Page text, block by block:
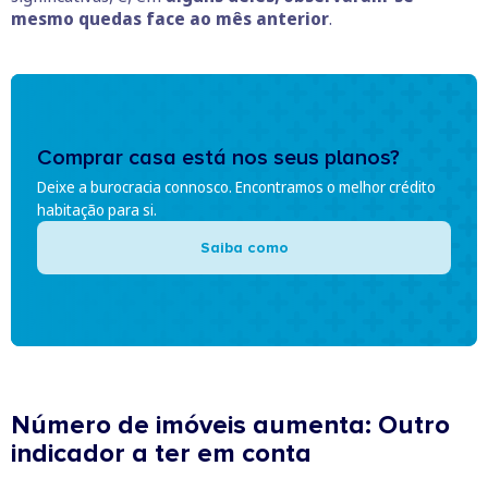
mesmo quedas face ao mês anterior.
Comprar casa está nos seus planos?
Deixe a burocracia connosco. Encontramos o melhor crédito
habitação para si.
Saiba como
Número de imóveis aumenta: Outro
indicador a ter em conta